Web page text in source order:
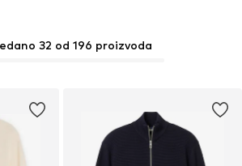
32 od 196 proizvoda